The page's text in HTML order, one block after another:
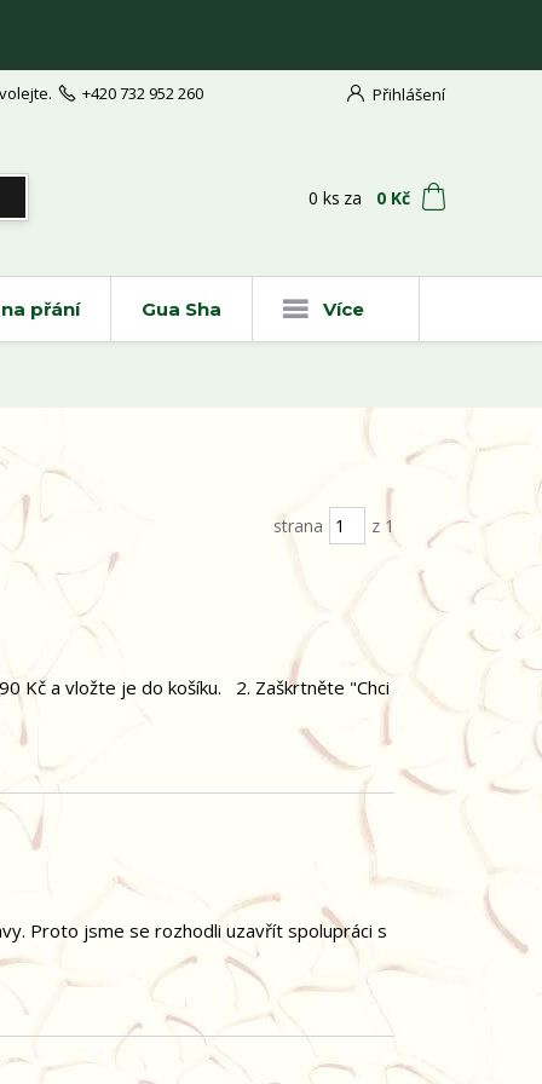
Přihlášení
+420 732 952 260
0 ks za 0 Kč
přání Gua Sha Více
strana z 1
Kč a vložte je do košíku. 2. Zaškrtněte "Chci
Proto jsme se rozhodli uzavřít spolupráci s